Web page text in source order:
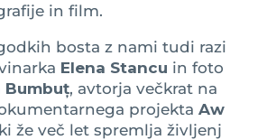
in film.
bosta z nami tudi razi
Elena Stancu in foto
Bumbuț, avtorja večkrat na
projekta Aw
že več let spremlja življenj